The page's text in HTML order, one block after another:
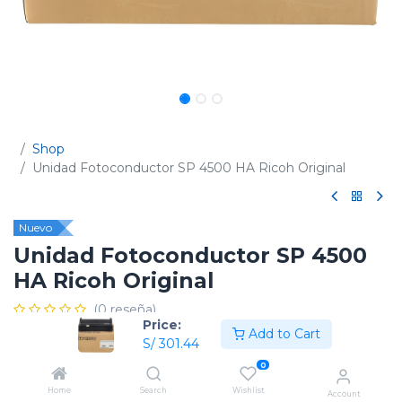
Price:
S/301.44
Add to Cart
Home Search
0
Wishlist Account
Shop
Unidad Fotoconductor SP 4500 HA Ricoh Original
Nuevo
Unidad Fotoconductor SP 4500
HA Ricoh Original
(0 reseña)
407324